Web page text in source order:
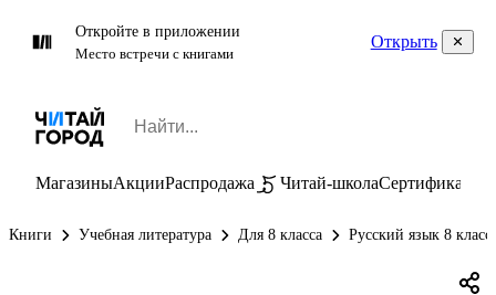
Откройте в приложении
Место встречи с книгами
Открыть
МагазиныАкцииРаспродажа Читай-школаСертификаты
Книги Учебная литература Для 8 класса Русский язык 8 класс